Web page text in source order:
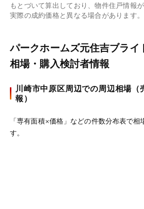
もとづいて算出しており、物件住戸情報
実際の成約価格と異なる場合があります。
パークホームズ元住吉ブライ
相場・購入検討者情報
川崎市中原区周辺での周辺相場（
報）
「専有面積×価格」などの件数分布表で相
す。